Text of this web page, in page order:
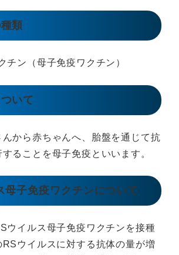
類
チン（母子免疫ワクチン）
いて
から赤ちゃんへ、胎盤を通じて抗
ることを母子免疫といいます。
母子免疫ワクチンについて
ウイルス母子免疫ワクチンを接種
ウイルスに対する抗体の量が増